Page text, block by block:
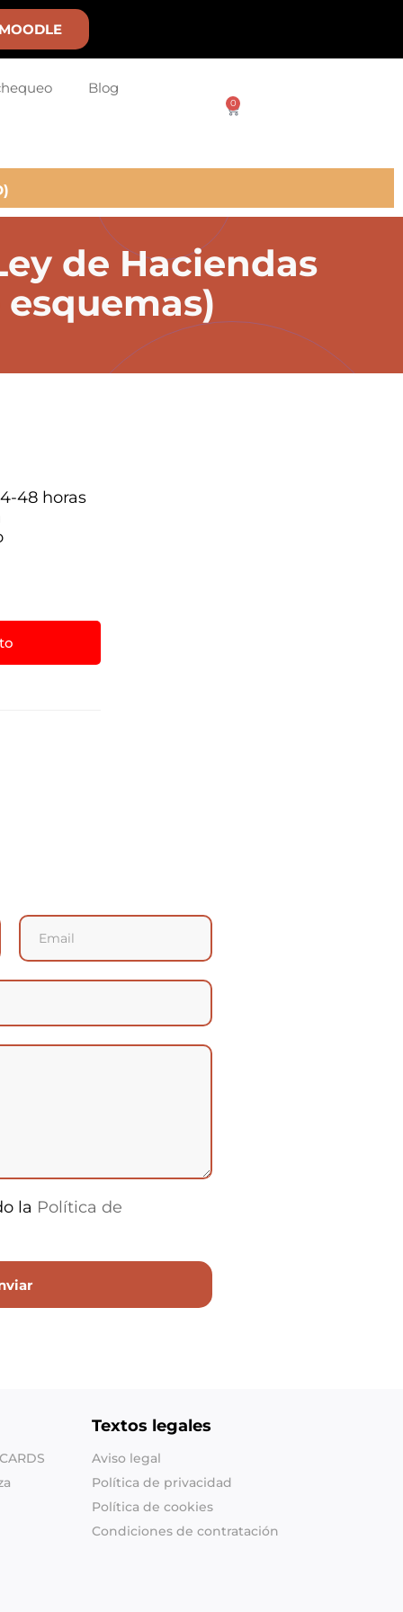
MOODLE
Blog
0
de Haciendas
48 horas
la Política de
Textos legales
Aviso legal
Política de privacidad
Política de cookies
Condiciones de contratación